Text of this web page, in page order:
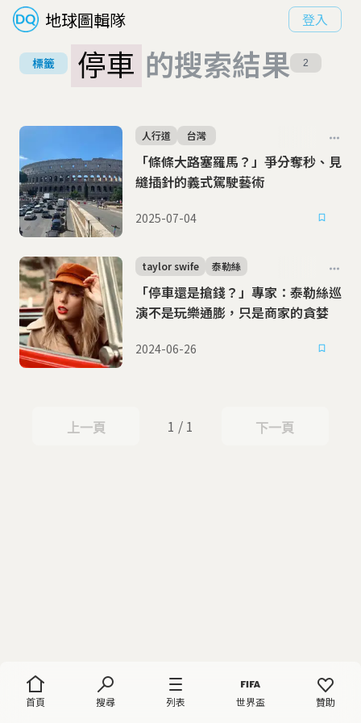
地球圖輯隊 登入
首頁 搜尋 列表 世界盃 贊助
標籤 停車 的搜索結果 2
「條條大路塞羅馬？」爭分奪秒、見
縫插針的義式駕駛藝術
人行道 台灣
2025-07-04
「停車還是搶錢？」專家：泰勒絲巡
演不是玩樂通膨，只是商家的貪婪
taylor swife 泰勒絲
2024-06-26
上一頁
上一頁 1 / 1 下一頁
下一頁